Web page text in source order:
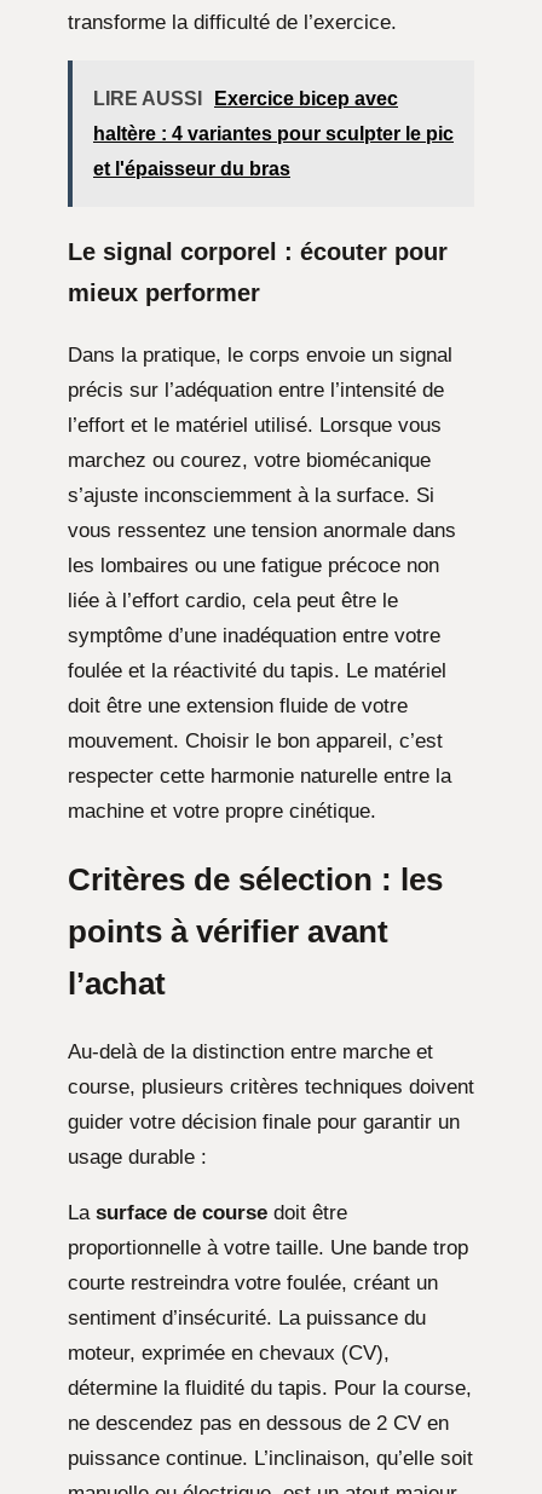
transforme la difficulté de l’exercice.
LIRE AUSSI
Exercice bicep avec
haltère : 4 variantes pour sculpter le pic
et l'épaisseur du bras
Le signal corporel : écouter pour
mieux performer
Dans la pratique, le corps envoie un signal
précis sur l’adéquation entre l’intensité de
l’effort et le matériel utilisé. Lorsque vous
marchez ou courez, votre biomécanique
s’ajuste inconsciemment à la surface. Si
vous ressentez une tension anormale dans
les lombaires ou une fatigue précoce non
liée à l’effort cardio, cela peut être le
symptôme d’une inadéquation entre votre
foulée et la réactivité du tapis. Le matériel
doit être une extension fluide de votre
mouvement. Choisir le bon appareil, c’est
respecter cette harmonie naturelle entre la
machine et votre propre cinétique.
Critères de sélection : les
points à vérifier avant
l’achat
Au-delà de la distinction entre marche et
course, plusieurs critères techniques doivent
guider votre décision finale pour garantir un
usage durable :
La surface de course doit être
proportionnelle à votre taille. Une bande trop
courte restreindra votre foulée, créant un
sentiment d’insécurité. La puissance du
moteur, exprimée en chevaux (CV),
détermine la fluidité du tapis. Pour la course,
ne descendez pas en dessous de 2 CV en
puissance continue. L’inclinaison, qu’elle soit